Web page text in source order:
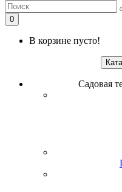
0
В корзине пусто!
Садовая